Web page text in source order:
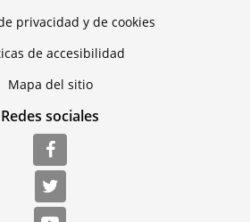
privacidad y de cookies
de accesibilidad
Mapa del sitio
Redes sociales